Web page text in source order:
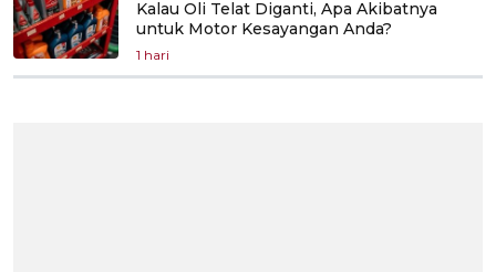
Kalau Oli Telat Diganti, Apa Akibatnya
untuk Motor Kesayangan Anda?
1 hari